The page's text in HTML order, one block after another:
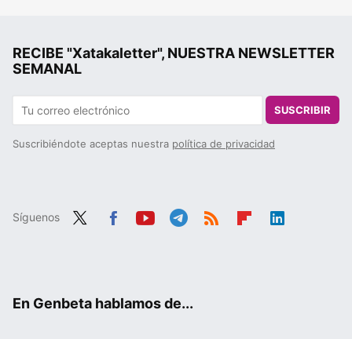
RECIBE "Xatakaletter", NUESTRA NEWSLETTER
SEMANAL
SUSCRIBIR
Suscribiéndote aceptas nuestra política de privacidad
Síguenos
En Genbeta hablamos de...